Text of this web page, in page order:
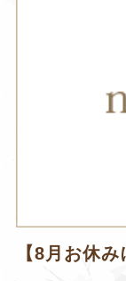
【8月お休